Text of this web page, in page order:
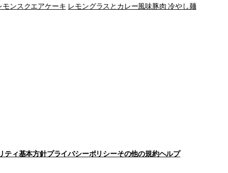
モンスクエアケーキ レモングラスとカレー風味豚肉 冷やし麺
ティ基本方針プライバシーポリシーその他の規約ヘルプ